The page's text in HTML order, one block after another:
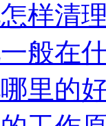
样清
般在
里的